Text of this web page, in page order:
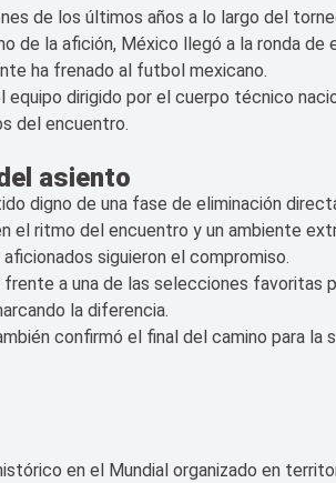
de los últimos años a lo largo del
de la afición, México llegó a la ronda de
ha frenado al futbol mexicano.
dirigido por el cuerpo técnico
del encuentro.
asiento
digno de una fase de eliminación
el ritmo del encuentro y un ambiente
siguieron el compromiso.
a una de las selecciones favoritas
la diferencia.
confirmó el final del camino para la
en el Mundial organizado en